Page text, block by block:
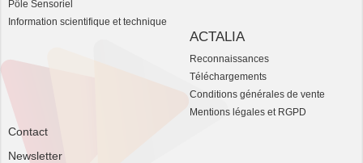
Pôle Sensoriel
Information scientifique et technique
ACTALIA
Reconnaissances
Téléchargements
Conditions générales de vente
Mentions légales et RGPD
Contact
Newsletter